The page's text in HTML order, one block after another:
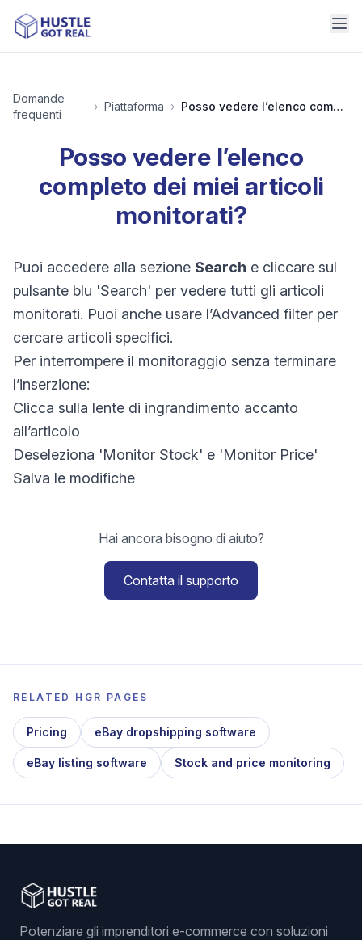
Domande
frequenti
› Piattaforma › Posso vedere l’elenco completo dei miei articoli monitorati?
Posso vedere l’elenco
completo dei miei articoli
monitorati?
Puoi accedere alla sezione Search e cliccare sul
pulsante blu 'Search' per vedere tutti gli articoli
monitorati. Puoi anche usare l’Advanced filter per
cercare articoli specifici.
Per interrompere il monitoraggio senza terminare
l’inserzione:
Clicca sulla lente di ingrandimento accanto
all’articolo
Deseleziona 'Monitor Stock' e 'Monitor Price'
Salva le modifiche
Hai ancora bisogno di aiuto?
Contatta il supporto
RELATED HGR PAGES
Pricing eBay dropshipping software
eBay listing software Stock and price monitoring
Potenziare gli imprenditori e-commerce con soluzioni